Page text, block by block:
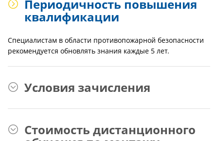
Периодичность повышения
квалификации
Специалистам в области противопожарной безопасности
рекомендуется обновлять знания каждые 5 лет.
Условия зачисления
Стоимость дистанционного